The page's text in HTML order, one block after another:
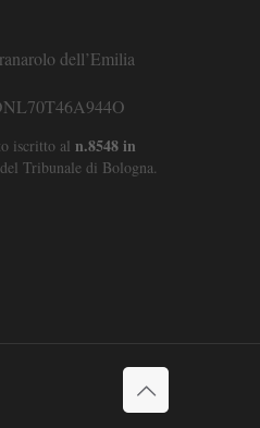
dell’Emilia
iscritto al n.8548 in
Tribunale di Bologna.